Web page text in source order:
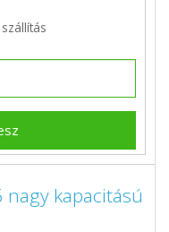
nagy kapacitású